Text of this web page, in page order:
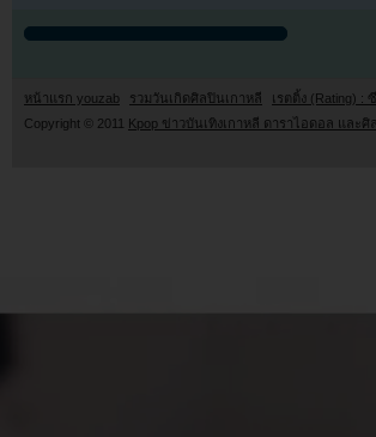
หน้าแรก youzab รวมวันเกิดศิลปินเกาหลี เรตติ้ง (Rating) :
Copyright © 2011 Kpop ข่าวบันเทิงเกาหลี ดาราไอดอล และ